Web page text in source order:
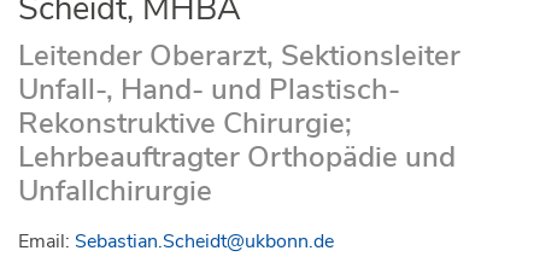
Leitender Oberarzt, Sektionsleiter
Unfall-, Hand- und Plastisch-
Rekonstruktive Chirurgie;
Lehrbeauftragter Orthopädie und
Unfallchirurgie
Email: Sebastian.Scheidt@ukbonn.de